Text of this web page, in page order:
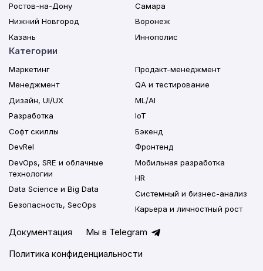
Ростов-на-Дону
Нижний Новгород
Казань
Самара
Воронеж
Иннополис
Категории
Маркетинг
Менеджмент
Дизайн, UI/UX
Разработка
Софт скиллы
DevRel
DevOps, SRE и облачные
технологии
Data Science и Big Data
Безопасность, SecOps
Продакт-менеджмент
QA и тестирование
ML/AI
IoT
Бэкенд
Фронтенд
Мобильная разработка
HR
Системный и бизнес-анализ
Карьера и личностный рост
Документация
Мы в Telegram
Политика конфиденциальности